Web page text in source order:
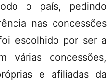
o país, pedindo
nas concessões
escolhido por ser a
várias concessões,
e afiliadas da